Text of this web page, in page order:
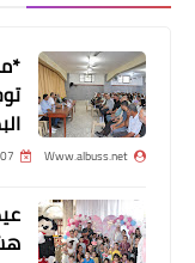
مقالات
مخطط
الجية
Www.albuss.net 07 أغسطس 2026